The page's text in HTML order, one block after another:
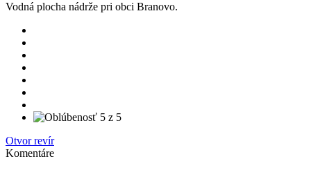
Vodná plocha nádrže pri obci Branovo.
Otvor revír
Komentáre